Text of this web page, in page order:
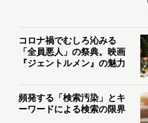
コロナ禍でむしろ沁みる
「全員悪人」の祭典。映画
『ジェントルメン』の魅力
頻発する「検索汚染」とキ
ーワードによる検索の限界